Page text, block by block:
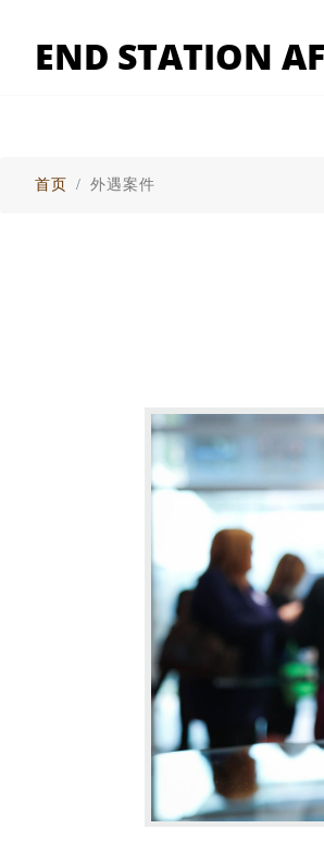
END STATION
首页 外遇案件